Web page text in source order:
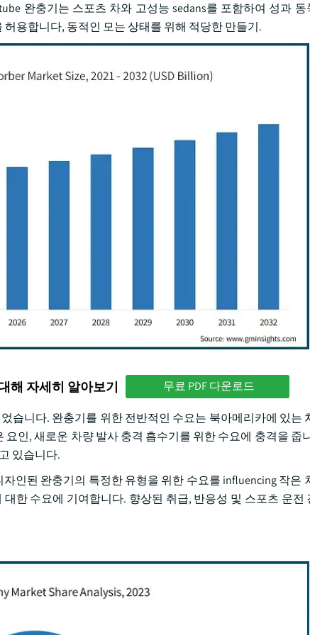
완충기는 스포츠 차와 고성능 sedans를 포함하여 성과 동
용합니다, 동적인 모는 상태를 위해 적당한 만들기.
해 자세히 알아보기 무료 PDF 다운로드
습니다. 완충기를 위한 전반적인 수요는 북아메리카에 있는
인, 새로운 차량 발사 충격 흡수기를 위한 수요에 충격을 줍
있습니다.
인된 완충기의 특정한 유형을 위한 수요를 influencing 작은
한 수요에 기여합니다. 향상된 취급, 반응성 및 스포츠 운전